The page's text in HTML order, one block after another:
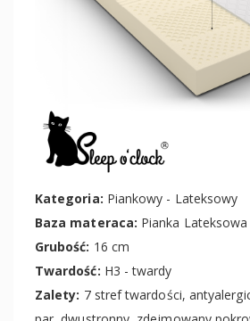
Kategoria: Piankowy - Lateksowy
Baza materaca: Pianka Lateksowa
Grubość: 16 cm
Twardość: H3 - twardy
Zalety: 7 stref twardości,